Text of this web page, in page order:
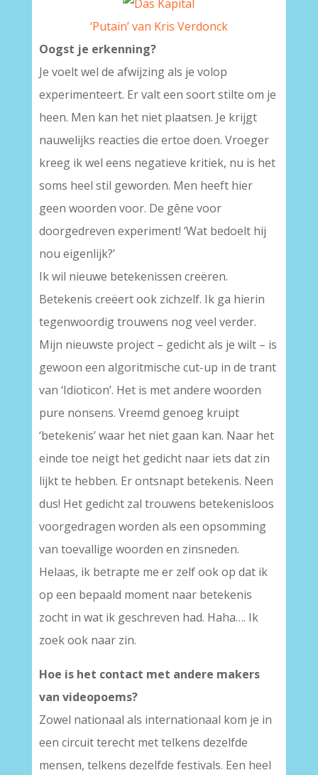
‘Putain’ van Kris Verdonck
Oogst je erkenning?
Je voelt wel de afwijzing als je volop
experimenteert. Er valt een soort stilte om je
heen. Men kan het niet plaatsen. Je krijgt
nauwelijks reacties die ertoe doen. Vroeger
kreeg ik wel eens negatieve kritiek, nu is het
soms heel stil geworden. Men heeft hier
geen woorden voor. De gêne voor
doorgedreven experiment! ‘Wat bedoelt hij
nou eigenlijk?’
Ik wil nieuwe betekenissen creëren.
Betekenis creëert ook zichzelf. Ik ga hierin
tegenwoordig trouwens nog veel verder.
Mijn nieuwste project – gedicht als je wilt – is
gewoon een algoritmische cut-up in de trant
van ‘Idioticon’. Het is met andere woorden
pure nonsens. Vreemd genoeg kruipt
‘betekenis’ waar het niet gaan kan. Naar het
einde toe neigt het gedicht naar iets dat zin
lijkt te hebben. Er ontsnapt betekenis. Neen
dus! Het gedicht zal trouwens betekenisloos
voorgedragen worden als een opsomming
van toevallige woorden en zinsneden.
Helaas, ik betrapte me er zelf ook op dat ik
op een bepaald moment naar betekenis
zocht in wat ik geschreven had. Haha…. Ik
zoek ook naar zin.
Hoe is het contact met andere makers
van videopoems?
Zowel nationaal als internationaal kom je in
een circuit terecht met telkens dezelfde
mensen, telkens dezelfde festivals. Een heel